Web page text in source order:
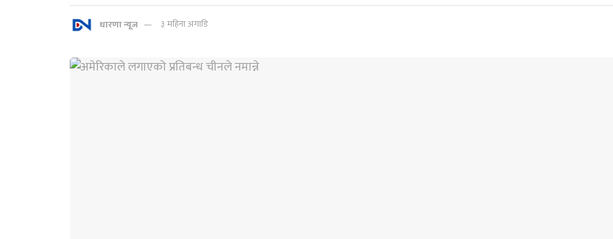
धारणा न्यूज ३ महिना अगाडि